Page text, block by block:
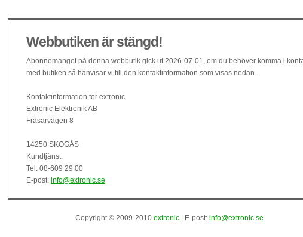
Webbutiken är stängd!
Abonnemanget på denna webbutik gick ut 2026-07-01, om du behöver komma i
med butiken så hänvisar vi till den kontaktinformation som visas nedan.
Kontaktinformation för extronic
Extronic Elektronik AB
Fräsarvägen 8
14250 SKOGÅS
Kundtjänst:
Tel: 08-609 29 00
E-post: info@extronic.se
Copyright © 2009-2010 extronic| E-post: info@extronic.se